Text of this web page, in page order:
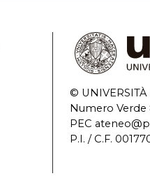
© UNIVERSITÀ
Numero Verde
PEC
P.I. / C.F.